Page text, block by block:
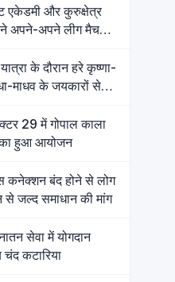
एकेडमी और कुरुक्षेत्र
अपने-अपने लीग मैच
के दौरान हरे कृष्णा-
माधव के जयकारों से
29 में गोपाल काला
का हुआ आयोजन
कनेक्शन बंद होने से लोग
से जल्द समाधान की मांग
सेवा में योगदान
चंद कटारिया